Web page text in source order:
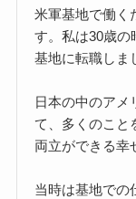
米軍基地で働く
す。私は30歳の
基地に転職しま
日本の中のアメ
て、多くのこと
両立ができる幸
当時は基地での